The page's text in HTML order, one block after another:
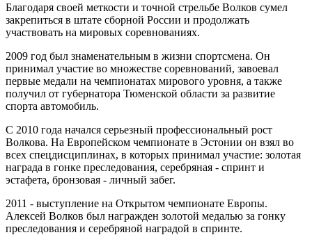
Благодаря своей меткости и точной стрельбе Волков сумел
закрепиться в штате сборной России и продолжать
участвовать на мировых соревнованиях.
2009 год был знаменательным в жизни спортсмена. Он
принимал участие во множестве соревнований, завоевал
первые медали на чемпионатах мирового уровня, а также
получил от губернатора Тюменской области за развитие
спорта автомобиль.
С 2010 года начался серьезный профессиональный рост
Волкова. На Европейском чемпионате в Эстонии он взял во
всех спецдисциплинах, в которых принимал участие: золотая
награда в гонке преследования, серебряная - спринт и
эстафета, бронзовая - личный забег.
2011 - выступление на Открытом чемпионате Европы.
Алексей Волков был награжден золотой медалью за гонку
преследования и серебряной наградой в спринте.